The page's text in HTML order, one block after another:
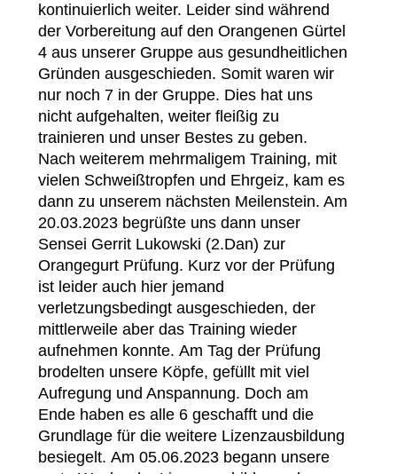
kontinuierlich weiter. Leider sind während
der Vorbereitung auf den Orangenen Gürtel
4 aus unserer Gruppe aus gesundheitlichen
Gründen ausgeschieden. Somit waren wir
nur noch 7 in der Gruppe. Dies hat uns
nicht aufgehalten, weiter fleißig zu
trainieren und unser Bestes zu geben.
Nach weiterem mehrmaligem Training, mit
vielen Schweißtropfen und Ehrgeiz, kam es
dann zu unserem nächsten Meilenstein. Am
20.03.2023 begrüßte uns dann unser
Sensei Gerrit Lukowski (2.Dan) zur
Orangegurt Prüfung. Kurz vor der Prüfung
ist leider auch hier jemand
verletzungsbedingt ausgeschieden, der
mittlerweile aber das Training wieder
aufnehmen konnte. Am Tag der Prüfung
brodelten unsere Köpfe, gefüllt mit viel
Aufregung und Anspannung. Doch am
Ende haben es alle 6 geschafft und die
Grundlage für die weitere Lizenzausbildung
besiegelt. Am 05.06.2023 begann unsere